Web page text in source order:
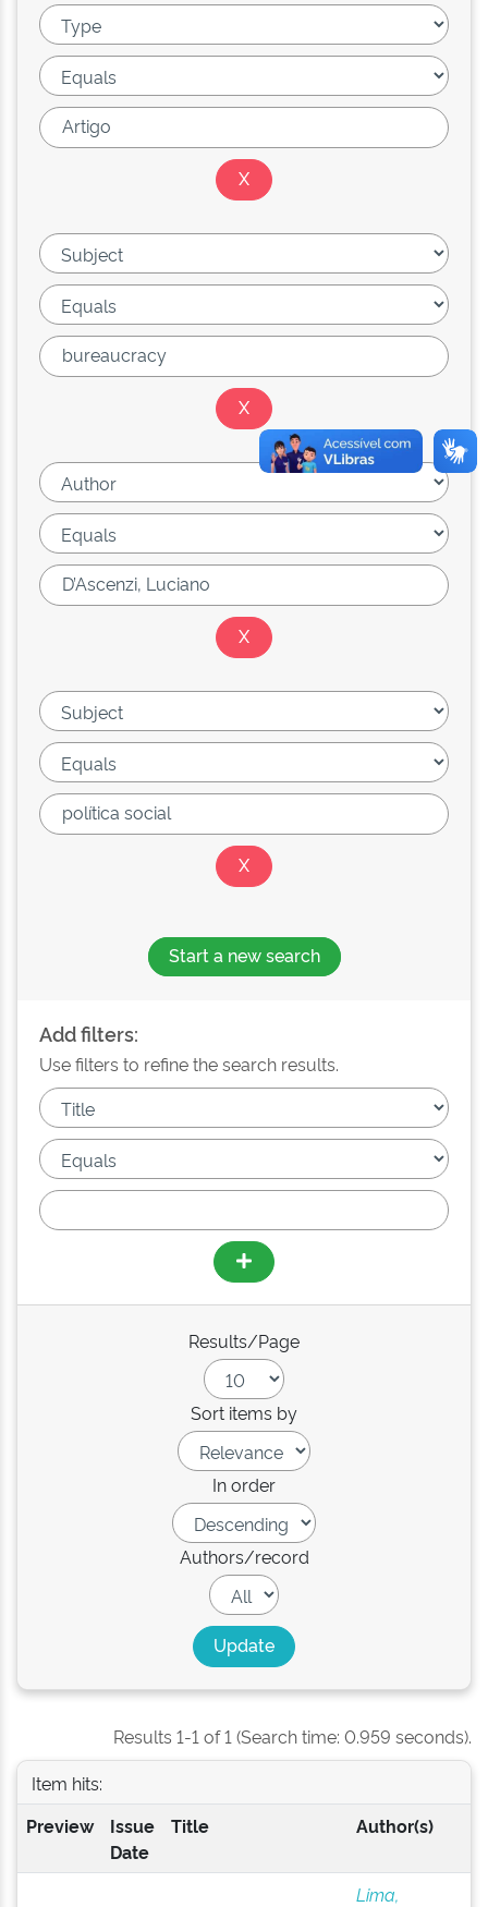
Start a new search
Add filters:
Use filters to refine the search results.
Results/Page
Sort items by
In order
Authors/record
Results 1-1 of 1 (Search time: 0.959 seconds).
Item hits:
Preview
Issue
Date
Title Author(s)
Lima,